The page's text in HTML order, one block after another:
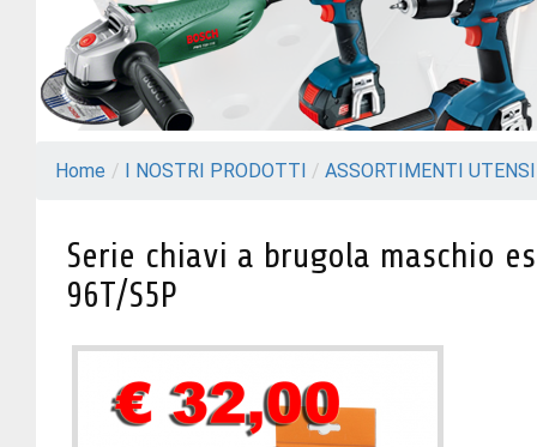
Home / I NOSTRI PRODOTTI / ASSORTIMENTI
Serie chiavi a brugola maschio
96T/S5P